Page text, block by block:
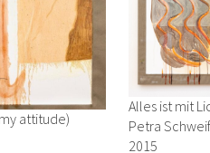
attitude)
Alles ist mit
Petra
2015